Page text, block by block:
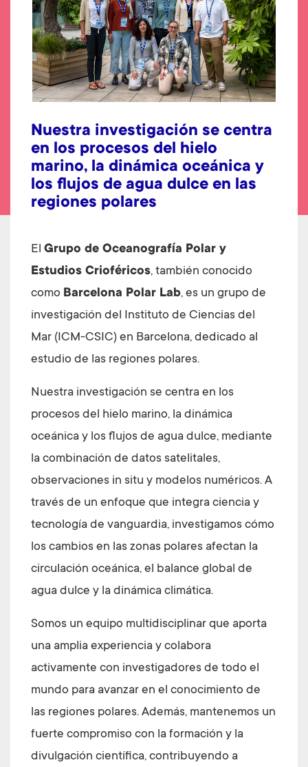
Nuestra investigación se centra
en los procesos del hielo
marino, la dinámica oceánica y
los flujos de agua dulce en las
regiones polares
El Grupo de Oceanografía Polar y
Estudios Crioféricos, también conocido
como Barcelona Polar Lab, es un grupo de
investigación del Instituto de Ciencias del
Mar (ICM-CSIC) en Barcelona, dedicado al
estudio de las regiones polares.
Nuestra investigación se centra en los
procesos del hielo marino, la dinámica
oceánica y los flujos de agua dulce, mediante
la combinación de datos satelitales,
observaciones in situ y modelos numéricos. A
través de un enfoque que integra ciencia y
tecnología de vanguardia, investigamos cómo
los cambios en las zonas polares afectan la
circulación oceánica, el balance global de
agua dulce y la dinámica climática.
Somos un equipo multidisciplinar que aporta
una amplia experiencia y colabora
activamente con investigadores de todo el
mundo para avanzar en el conocimiento de
las regiones polares. Además, mantenemos un
fuerte compromiso con la formación y la
divulgación científica, contribuyendo a